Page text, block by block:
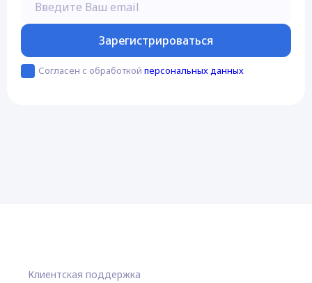
Зарегистрироваться
Согласен с обработкой персональных данных
Клиентская поддержка